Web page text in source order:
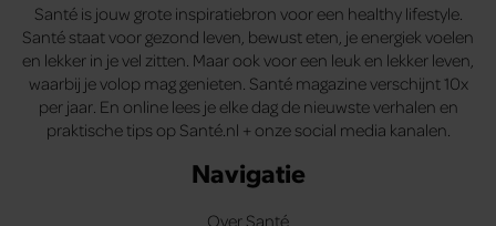
Santé is jouw grote inspiratiebron voor een healthy lifestyle.
Santé staat voor gezond leven, bewust eten, je energiek voelen
en lekker in je vel zitten. Maar ook voor een leuk en lekker leven,
waarbij je volop mag genieten. Santé magazine verschijnt 10x
per jaar. En online lees je elke dag de nieuwste verhalen en
praktische tips op Santé.nl + onze social media kanalen.
Navigatie
Over Santé